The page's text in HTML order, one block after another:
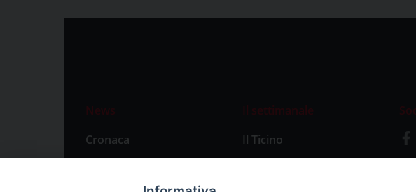
News
Cronaca
Attualità
Primo Piano
Il settimanale
Il Ticino
Abbonamenti